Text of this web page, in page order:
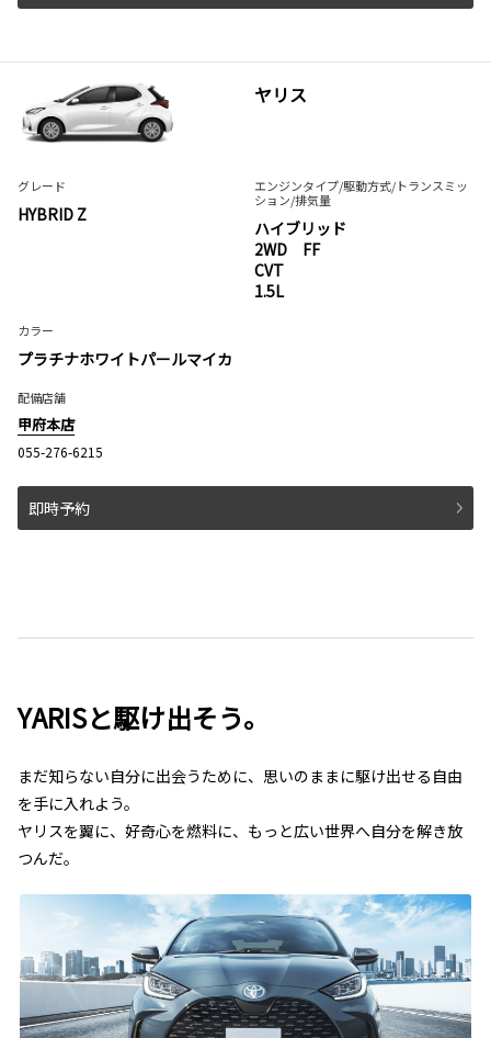
ヤリス
グレード
HYBRID Z
エンジンタイプ/駆動方式/トランスミッ
ション/排気量
ハイブリッド
2WD FF
CVT
1.5L
カラー
プラチナホワイトパールマイカ
配備店舗
甲府本店
055-276-6215
即時予約
YARISと駆け出そう。
まだ知らない自分に出会うために、思いのままに駆け出せる自由
を手に入れよう。
ヤリスを翼に、好奇心を燃料に、もっと広い世界へ自分を解き放
つんだ。